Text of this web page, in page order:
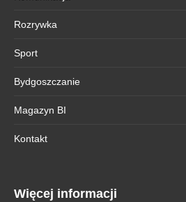
Rozrywka
Sport
Bydgoszczanie
Magazyn BI
Kontakt
Więcej informacji